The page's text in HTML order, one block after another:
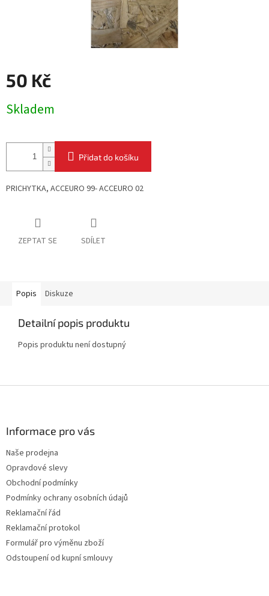
50 Kč
cena:
Skladem
Přidat do košíku
PRICHYTKA, ACCEURO 99- ACCEURO 02
ZEPTAT SE SDÍLET
Popis Diskuze
Detailní popis produktu
Popis produktu není dostupný
Informace pro vás
Naše prodejna
Opravdové slevy
Obchodní podmínky
Podmínky ochrany osobních údajů
Reklamační řád
Reklamační protokol
Formulář pro výměnu zboží
Odstoupení od kupní smlouvy